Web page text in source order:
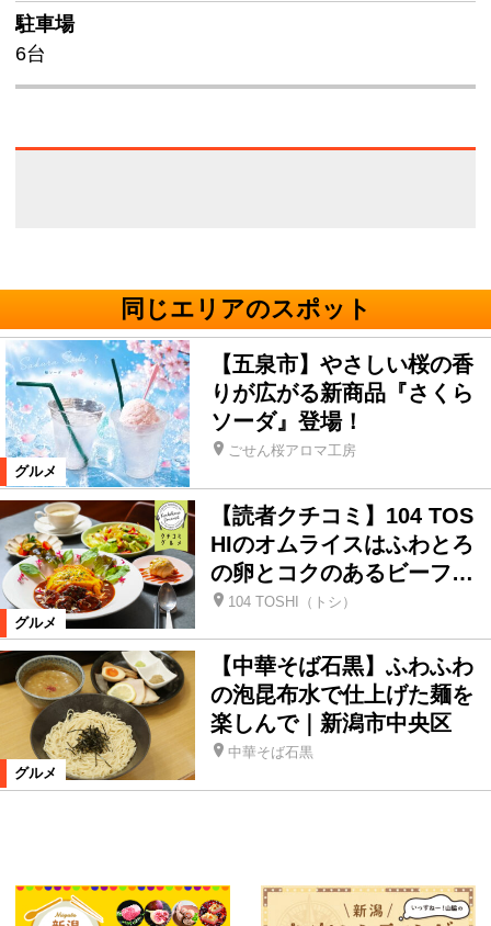
駐車場
6台
同じエリアのスポット
グルメ
【五泉市】やさしい桜の香
りが広がる新商品『さくら
ソーダ』登場！
ごせん桜アロマ工房
グルメ
【読者クチコミ】104 TOS
HIのオムライスはふわとろ
の卵とコクのあるビーフ…
104 TOSHI（トシ）
グルメ
【中華そば石黒】ふわふわ
の泡昆布水で仕上げた麺を
楽しんで｜新潟市中央区
中華そば石黒